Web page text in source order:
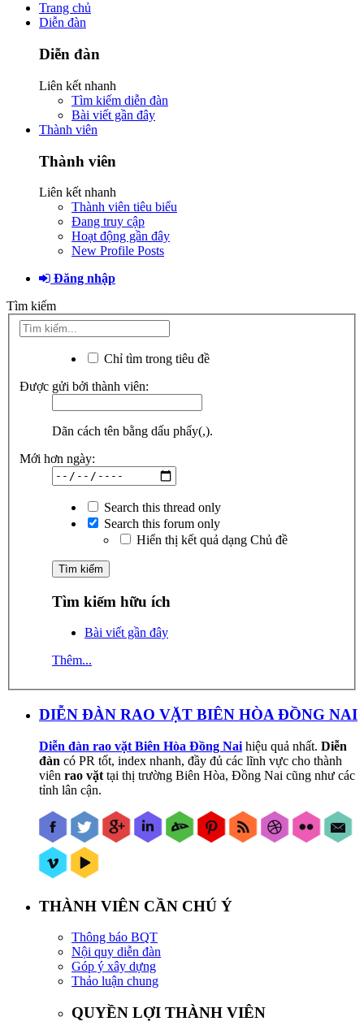
Trang chủ
Diễn đàn
Diễn đàn
Liên kết nhanh
Tìm kiếm diễn đàn
Bài viết gần đây
Thành viên
Thành viên
Liên kết nhanh
Thành viên tiêu biểu
Đang truy cập
Hoạt động gần đây
New Profile Posts
Đăng nhập
Tìm kiếm
Chỉ tìm trong tiêu đề
Được gửi bởi thành viên:
Dãn cách tên bằng dấu phẩy(,).
Mới hơn ngày:
Search this thread only
Search this forum only
Hiển thị kết quả dạng Chủ đề
Tìm kiếm hữu ích
Bài viết gần đây
Thêm...
DIỄN ĐÀN RAO VẶT BIÊN HÒA ĐỒNG NAI
Diễn đàn rao vặt Biên Hòa Đồng Nai hiệu quả nhất. Diễn
đàn có PR tốt, index nhanh, đầy đủ các lĩnh vực cho thành
viên rao vặt tại thị trường Biên Hòa, Đồng Nai cũng như các
tỉnh lân cận.
THÀNH VIÊN CẦN CHÚ Ý
Thông báo BQT
Nội quy diễn đàn
Góp ý xây dựng
Thảo luận chung
QUYỀN LỢI THÀNH VIÊN